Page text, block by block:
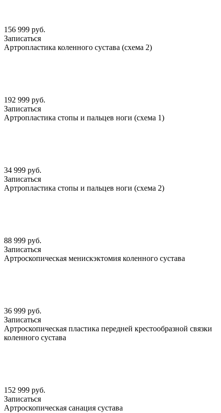
156 999 руб.
Записаться
Артропластика коленного сустава (схема 2)
192 999 руб.
Записаться
Артропластика стопы и пальцев ноги (схема 1)
34 999 руб.
Записаться
Артропластика стопы и пальцев ноги (схема 2)
88 999 руб.
Записаться
Артроскопическая менискэктомия коленного сустава
36 999 руб.
Записаться
Артроскопическая пластика передней крестообразной связки
коленного сустава
152 999 руб.
Записаться
Артроскопическая санация сустава